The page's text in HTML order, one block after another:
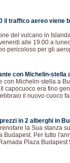
il traffico aereo viene
del vulcano in
alle 19:00 a
pericoloso per gli
con Michelin-stella
con Michelin-stella a
capocuoco era fino
il nuovo cuoco
in 2 alberghi in
la Sua stanza
Budapest. Per tutto
Plaza Budapest